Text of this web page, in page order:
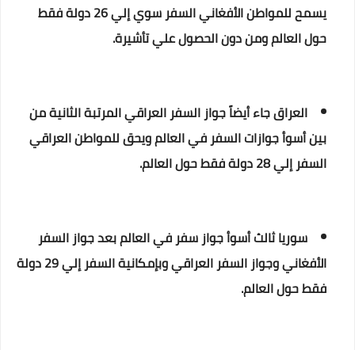
يسمح للمواطن الأفغاني السفر سوي إلي 26 دولة فقط
حول العالم ومن دون الحصول علي تأشيرة.
العراق جاء أيضاً جواز السفر العراقي المرتبة الثانية من
بين أسوأ جوازات السفر في العالم ويحق للمواطن العراقي
السفر إلي 28 دولة فقط حول العالم.
سوريا ثالث أسوأ جواز سفر في العالم بعد جواز السفر
الأفغاني وجواز السفر العراقي وبإمكانية السفر إلي 29 دولة
فقط حول العالم.